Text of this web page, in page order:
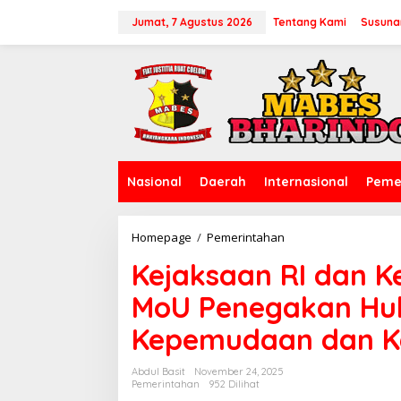
Jumat, 7 Agustus 2026 Tentang Kami
Nasional Daerah Internasional
Homepage / Pemerintahan
j
a
k
s
a
a
Kejaksaan RI dan
MoU Penegakan
Kepemudaan dan
Abdul Basit
November 24, 2025
Pemerintahan
952 Dilihat